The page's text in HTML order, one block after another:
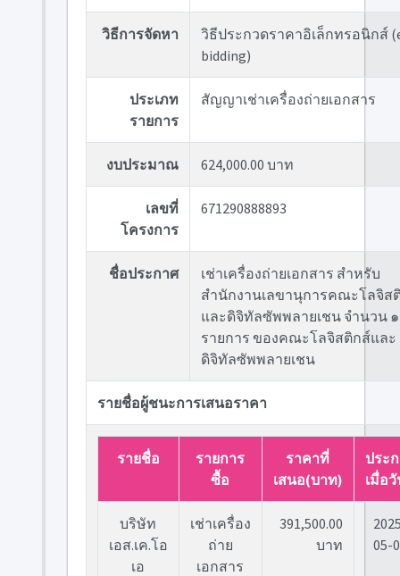
วิธีการจัดหา
วิธีประกวดราคาอิเล็กทรอนิกส์
bidding)
ประเภท
รายการ
สัญญาเช่าเครื่องถ่ายเอกสาร
งบประมาณ 624,000.00 บาท
เลขที่
โครงการ
671290888893
ชื่อประกาศ
เช่าเครื่องถ่ายเอกสาร สำหรับ
สำนักงานเลขานุการคณะโลจิส
และดิจิทัลซัพพลายเชน จำนวน ๑
รายการ ของคณะโลจิสติกส์และ
ดิจิทัลซัพพลายเชน
รายชื่อผู้ชนะการเสนอราคา
รายชื่อ
รายการ
ซื้อ
ราคาที่
เสนอ(บาท)
ประ
เมื่อ
บริษัท
เอส.เค.โอ
เอ
เช่าเครื่อง
ถ่าย
เอกสาร
391,500.00
บาท
05-